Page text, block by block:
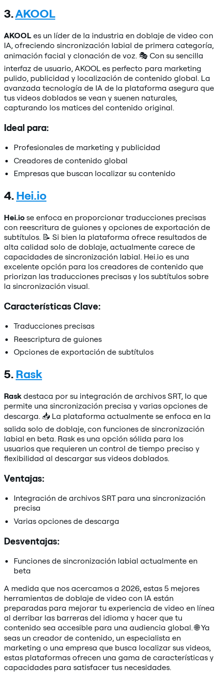
3.AKOOL
AKOOL es un líder de la industria en doblaje de video con
IA, ofreciendo sincronización labial de primera categoría,
animación facial y clonación de voz. 🎭 Con su sencilla
interfaz de usuario, AKOOL es perfecto para marketing
pulido, publicidad y localización de contenido global. La
avanzada tecnología de IA de la plataforma asegura que
tus videos doblados se vean y suenen naturales,
capturando los matices del contenido original.
Ideal para:
Profesionales de marketing y publicidad
Creadores de contenido global
Empresas que buscan localizar su contenido
4. Hei.io
Hei.io se enfoca en proporcionar traducciones precisas
con reescritura de guiones y opciones de exportación de
subtítulos. 📝 Si bien la plataforma ofrece resultados de
alta calidad solo de doblaje, actualmente carece de
capacidades de sincronización labial. Hei.io es una
excelente opción para los creadores de contenido que
priorizan las traducciones precisas y los subtítulos sobre
la sincronización visual.
Características Clave:
Traducciones precisas
Reescriptura de guiones
Opciones de exportación de subtítulos
5. Rask
Rask destaca por su integración de archivos SRT, lo que
permite una sincronización precisa y varias opciones de
descarga. 📥 La plataforma actualmente se enfoca en la
salida solo de doblaje, con funciones de sincronización
labial en beta. Rask es una opción sólida para los
usuarios que requieren un control de tiempo preciso y
flexibilidad al descargar sus videos doblados.
Ventajas:
Integración de archivos SRT para una sincronización
precisa
Varias opciones de descarga
Desventajas:
Funciones de sincronización labial actualmente en
beta
A medida que nos acercamos a 2026, estas 5 mejores
herramientas de doblaje de video con IA están
preparadas para mejorar tu experiencia de video en línea
al derribar las barreras del idioma y hacer que tu
contenido sea accesible para una audiencia global. 🌐 Ya
seas un creador de contenido, un especialista en
marketing o una empresa que busca localizar sus videos,
estas plataformas ofrecen una gama de características y
capacidades para satisfacer tus necesidades.